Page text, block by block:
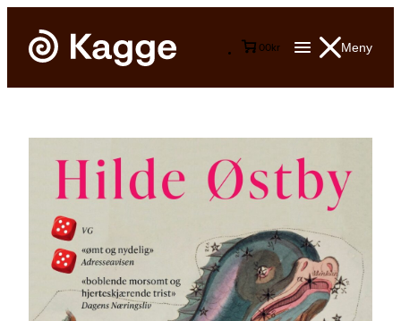
Meny
00kr